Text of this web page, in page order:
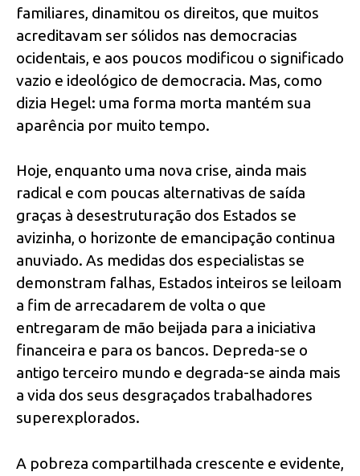
familiares, dinamitou os direitos, que muitos
acreditavam ser sólidos nas democracias
ocidentais, e aos poucos modificou o significado
vazio e ideológico de democracia. Mas, como
dizia Hegel: uma forma morta mantém sua
aparência por muito tempo.
Hoje, enquanto uma nova crise, ainda mais
radical e com poucas alternativas de saída
graças à desestruturação dos Estados se
avizinha, o horizonte de emancipação continua
anuviado. As medidas dos especialistas se
demonstram falhas, Estados inteiros se leiloam
a fim de arrecadarem de volta o que
entregaram de mão beijada para a iniciativa
financeira e para os bancos. Depreda-se o
antigo terceiro mundo e degrada-se ainda mais
a vida dos seus desgraçados trabalhadores
superexplorados.
A pobreza compartilhada crescente e evidente,